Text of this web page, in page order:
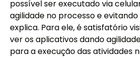
possível ser executado via
agilidade no processo e
explica. Para ele, é satisfatório
ver os aplicativos dando
para a execução das atividades